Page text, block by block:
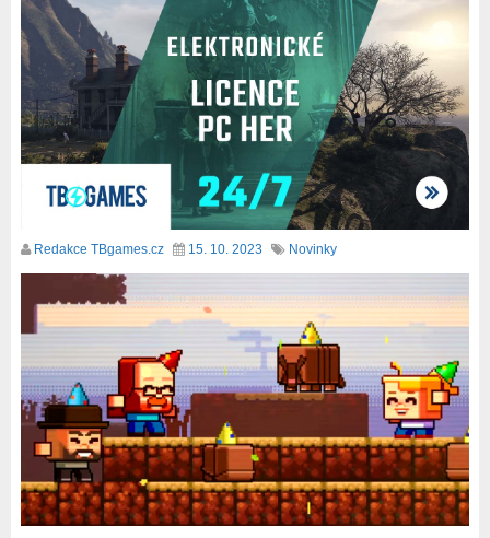
Redakce TBgames.cz 15. 10. 2023 Novinky